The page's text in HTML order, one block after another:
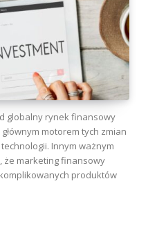
globalny rynek finansowy
motorem tych zmian
Innym ważnym
że marketing finansowy
produktów